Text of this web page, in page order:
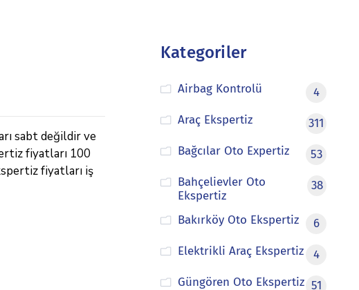
sabt değildir ve
fiyatları 100
fiyatları iş
Kategoriler
Airbag Kontrolü
4
Araç Ekspertiz
311
Bağcılar Oto Expertiz
53
Bahçelievler Oto
Ekspertiz
38
Bakırköy Oto Ekspertiz
6
Elektrikli Araç Ekspertiz
4
Güngören Oto Ekspertiz 51